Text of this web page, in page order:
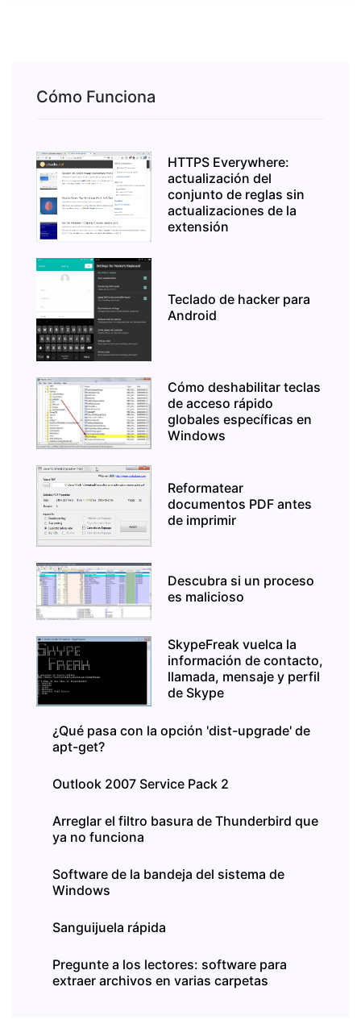
Cómo Funciona
HTTPS Everywhere:
actualización del
conjunto de reglas sin
actualizaciones de la
extensión
Teclado de hacker para
Android
Cómo deshabilitar teclas
de acceso rápido
globales específicas en
Windows
Reformatear
documentos PDF antes
de imprimir
Descubra si un proceso
es malicioso
SkypeFreak vuelca la
información de contacto,
llamada, mensaje y perfil
de Skype
¿Qué pasa con la opción 'dist-upgrade' de
apt-get?
Outlook 2007 Service Pack 2
Arreglar el filtro basura de Thunderbird que
ya no funciona
Software de la bandeja del sistema de
Windows
Sanguijuela rápida
Pregunte a los lectores: software para
extraer archivos en varias carpetas